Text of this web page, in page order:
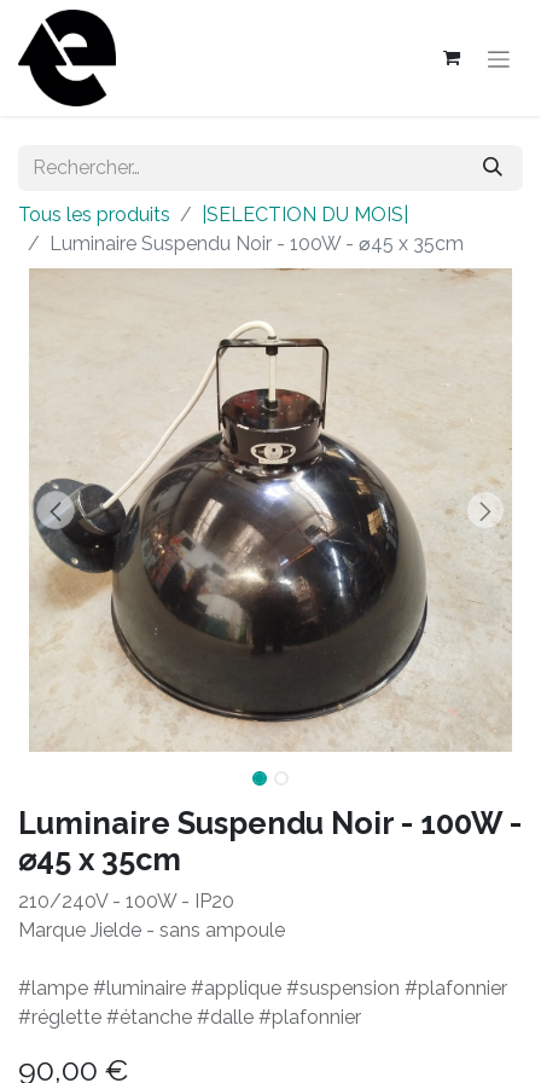
Tous les produits
|SELECTION DU MOIS|
Luminaire Suspendu Noir - 100W - ⌀45 x 35cm
Luminaire Suspendu Noir - 100W -
⌀45 x 35cm
210/240V - 100W - IP20
Marque Jielde - sans ampoule
#lampe #luminaire #applique #suspension #plafonnier
#réglette #étanche #dalle #plafonnier
90,00 €